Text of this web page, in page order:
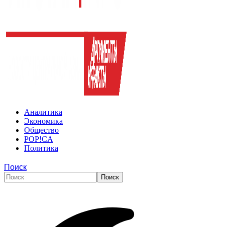
Аналитика
Экономика
Общество
POP!CA
Политика
Поиск